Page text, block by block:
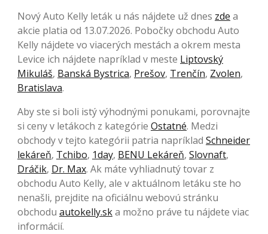
Nový Auto Kelly leták u nás nájdete už dnes zde a
akcie platia od 13.07.2026. Pobočky obchodu Auto
Kelly nájdete vo viacerých mestách a okrem mesta
Levice ich nájdete napríklad v meste Liptovský
Mikuláš, Banská Bystrica, Prešov, Trenčín, Zvolen,
Bratislava.
Aby ste si boli istý výhodnými ponukami, porovnajte
si ceny v letákoch z kategórie Ostatné. Medzi
obchody v tejto kategórii patria napríklad Schneider
lekáreň, Tchibo, 1day, BENU Lekáreň, Slovnaft,
Dráčik, Dr. Max. Ak máte vyhliadnutý tovar z
obchodu Auto Kelly, ale v aktuálnom letáku ste ho
nenašli, prejdite na oficiálnu webovú stránku
obchodu autokelly.ska možno práve tu nájdete viac
informácií.